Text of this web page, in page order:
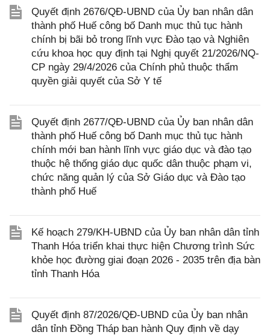
Quyết định 2676/QĐ-UBND của Ủy ban nhân dân
thành phố Huế công bố Danh mục thủ tục hành
chính bị bãi bỏ trong lĩnh vực Đào tạo và Nghiên
cứu khoa học quy định tại Nghị quyết 21/2026/NQ-
CP ngày 29/4/2026 của Chính phủ thuộc thẩm
quyền giải quyết của Sở Y tế
Quyết định 2677/QĐ-UBND của Ủy ban nhân dân
thành phố Huế công bố Danh mục thủ tục hành
chính mới ban hành lĩnh vực giáo dục và đào tạo
thuộc hệ thống giáo dục quốc dân thuộc phạm vi,
chức năng quản lý của Sở Giáo dục và Đào tạo
thành phố Huế
Kế hoạch 279/KH-UBND của Ủy ban nhân dân tỉnh
Thanh Hóa triển khai thực hiện Chương trình Sức
khỏe học đường giai đoạn 2026 - 2035 trên địa bàn
tỉnh Thanh Hóa
Quyết định 87/2026/QĐ-UBND của Ủy ban nhân
dân tỉnh Đồng Tháp ban hành Quy định về dạy